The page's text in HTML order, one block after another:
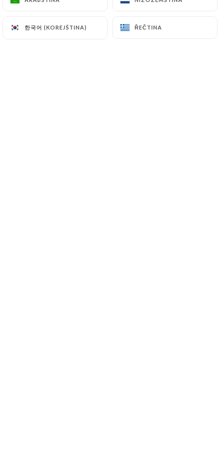
한국어 (KOREJŠTINA) ŘEČTINA
Shaheen Tandoor Time
27 Rue des Charmettes
한국어 (KOREJŠTINA) ŘEČTINA